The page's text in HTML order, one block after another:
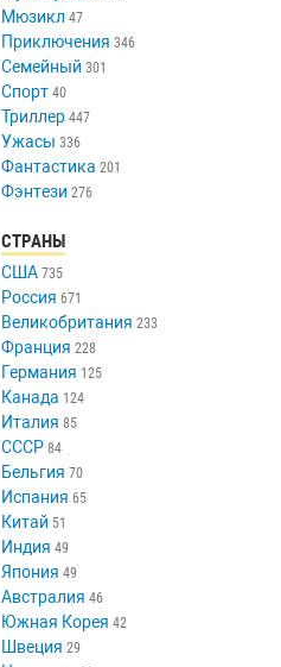
Музыка 28
Мультфильм 229
Мюзикл 47
Приключения
Семейный 301
Спорт 40
Триллер 447
Ужасы 336
Фэнтези
СТРАНЫ
США 735
Россия 671
Великобритания
Франция 228
Германия
Канада
Италия 85
СССР 84
Бельгия
Испания
Китай 51
Индия 49
Япония 49
Австралия